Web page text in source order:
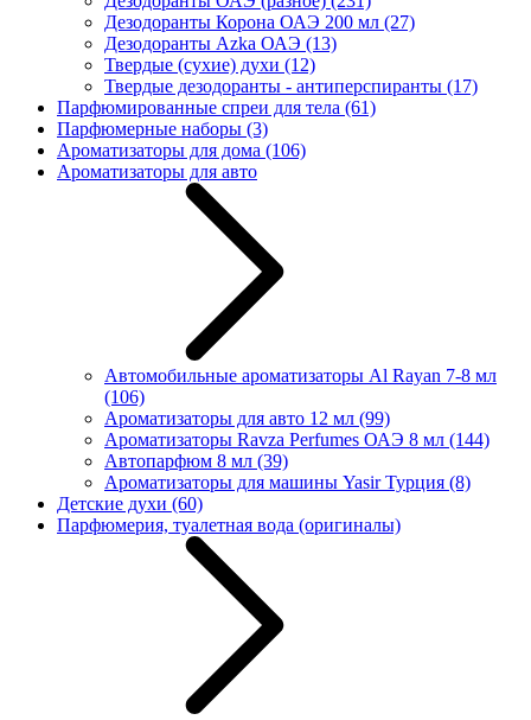
Дезодоранты Корона ОАЭ 200 мл (27)
Дезодоранты Azka ОАЭ (13)
Твердые (сухие) духи (12)
Твердые дезодоранты - антиперспиранты (17)
Парфюмированные спреи для тела (61)
Парфюмерные наборы (3)
Ароматизаторы для дома (106)
Ароматизаторы для авто
Автомобильные ароматизаторы Al Rayan 7-8 мл
(106)
Ароматизаторы для авто 12 мл (99)
Ароматизаторы Ravza Perfumes ОАЭ 8 мл (144)
Автопарфюм 8 мл (39)
Ароматизаторы для машины Yasir Турция (8)
Детские духи (60)
Парфюмерия, туалетная вода (оригиналы)